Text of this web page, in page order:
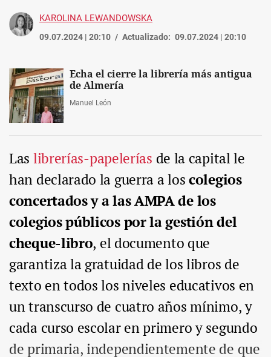
KAROLINA LEWANDOWSKA
09.07.2024 | 20:10 Actualizado: 09.07.2024 | 20:10
Echa el cierre la librería más antigua
de Almería
Manuel León
Las librerías-papelerías de la capital le
han declarado la guerra a loscolegios
concertados y a las AMPA de los
colegios públicos por la gestión del
cheque-libro, el documento que
garantiza la gratuidad de los libros de
texto en todos los niveles educativos en
un transcurso de cuatro años mínimo, y
cada curso escolar en primero y segundo
de primaria, independientemente de que